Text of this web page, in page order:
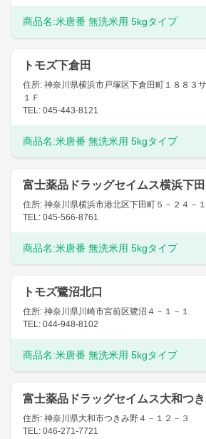
商品名:米唐番 無洗米用 5kgタイプ
トモズ下倉田
住所: 神奈川県横浜市戸塚区下倉田町１８８３
１Ｆ
TEL: 045-443-8121
商品名:米唐番 無洗米用 5kgタイプ
富士薬品ドラッグセイムス横浜下田
住所: 神奈川県横浜市港北区下田町５－２４－
TEL: 045-566-8761
商品名:米唐番 無洗米用 5kgタイプ
トモズ鷺沼北口
住所: 神奈川県川崎市宮前区鷺沼４－１－１
TEL: 044-948-8102
商品名:米唐番 無洗米用 5kgタイプ
富士薬品ドラッグセイムス大和つ
住所: 神奈川県大和市つきみ野４－１２－３
TEL: 046-271-7721